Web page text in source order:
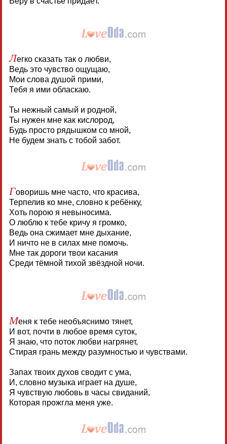
Легко сказать так о любви,
Ведь это чувство ощущаю,
Мои слова душой прими,
Тебя я ими обласкаю.
Ты нежный самый и родной,
Ты нужен мне как кислород,
Будь просто рядышком со мной,
Не будем знать с тобой забот.
Говоришь мне часто, что красива,
Терпелив ко мне, словно к ребёнку,
Хоть порою я невыносима.
О люблю к тебе кричу я громко,
Ведь она сжимает мне дыхание,
И ничто не в силах мне помочь.
Мне так дороги твои касания
Среди тёмной тихой звёздной ночи.
Меня к тебе необъяснимо тянет,
И вот, почти в любое время суток,
Я знаю, что поток любви нагрянет,
Стирая грань между разумностью и чувствами.
Запах твоих духов сводит с ума,
И, словно музыка играет на душе,
Я чувствую любовь в часы свиданий,
Которая прожгла меня уже.